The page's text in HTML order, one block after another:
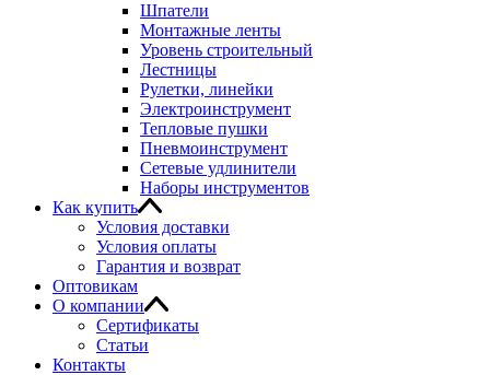
Шпатели
Монтажные ленты
Уровень строительный
Лестницы
Рулетки, линейки
Электроинструмент
Тепловые пушки
Пневмоинструмент
Сетевые удлинители
Наборы инструментов
Как купить
Условия доставки
Условия оплаты
Гарантия и возврат
Оптовикам
О компании
Сертификаты
Статьи
Контакты